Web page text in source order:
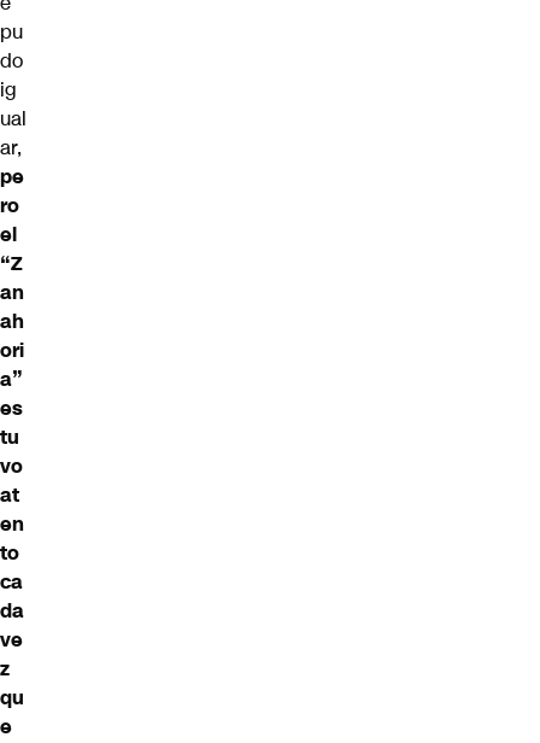
pu
do
ig
ual
ar,
pe
ro
el
“Z
an
ah
ori
a”
es
tu
vo
at
en
to
ca
da
ve
z
qu
e